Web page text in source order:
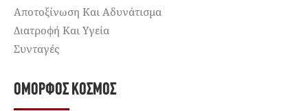
Αποτοξίνωση Και Αδυνάτισμα
Διατροφή Και Υγεία
Συνταγές
ΌΜΟΡΦΟΣ ΚΌΣΜΟΣ